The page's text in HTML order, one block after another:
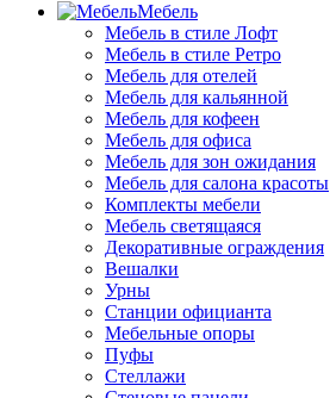
Мебель
Мебель в стиле Лофт
Мебель в стиле Ретро
Мебель для отелей
Мебель для кальянной
Мебель для кофеен
Мебель для офиса
Мебель для зон ожидания
Мебель для салона красоты
Комплекты мебели
Мебель светящаяся
Декоративные ограждения
Вешалки
Урны
Станции официанта
Мебельные опоры
Пуфы
Стеллажи